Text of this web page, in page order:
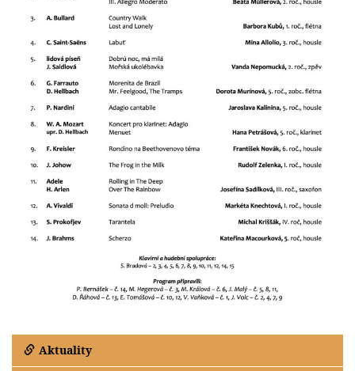
Aktuality